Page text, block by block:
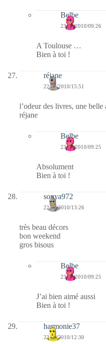
Belbe
23/01/2010/09:26
A Toulouse …
Bien à toi !
réjane
22/01/2010/15:51
l’odeur des livres, une
réjane
Belbe
23/01/2010/09:25
Absolument
Bien à toi !
sonya972
22/01/2010/13:26
très beau décors
bon weekend
gros bisous
Belbe
23/01/2010/09:25
J’ai bien aimé aussi
Bien à toi !
harmonie37
22/01/2010/12:30